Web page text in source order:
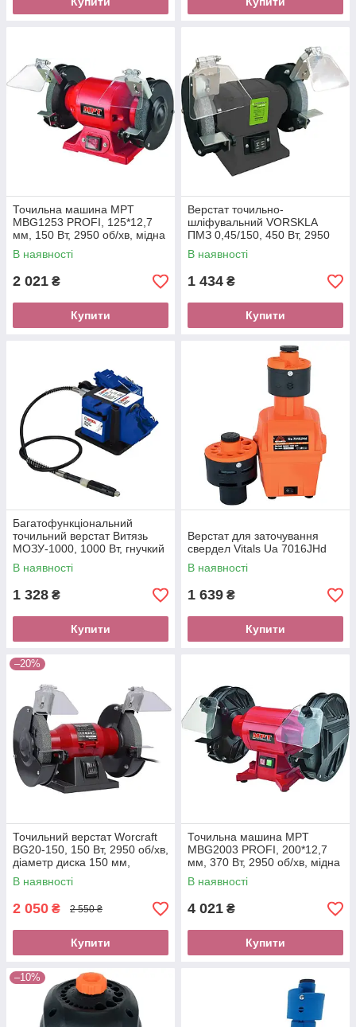
Точильна машина MPT
MBG1253 PROFI, 125*12,7
мм, 150 Вт, 2950 об/хв, мідна
обмотка
В наявності
2 021 ₴
Купити
Верстат точильно-
шліфувальний VORSKLA
ПМЗ 0,45/150, 450 Вт, 2950
об/хв, діаметр круга 150 мм
В наявності
1 434 ₴
Купити
Багатофункціональний
точильний верстат Витязь
МОЗУ-1000, 1000 Вт, гнучкий
вал
В наявності
1 328 ₴
Купити
Верстат для заточування
свердел Vitals Ua 7016JHd
В наявності
1 639 ₴
Купити
–20%
Точильний верстат Worcraft
BG20-150, 150 Вт, 2950 об/хв,
діаметр диска 150 мм,
гарантія 24 місяця
В наявності
2 050 ₴ 2 550 ₴
Купити
Точильна машина MPT
MBG2003 PROFI, 200*12,7
мм, 370 Вт, 2950 об/хв, мідна
обмотка
В наявності
4 021 ₴
Купити
–10%